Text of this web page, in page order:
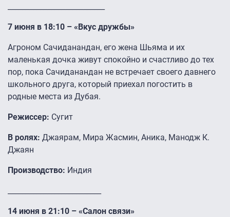
7 июня в 18:10 – «Вкус дружбы»
Агроном Сачиданандан, его жена Шьяма и их
маленькая дочка живут спокойно и счастливо до тех
пор, пока Сачиданандан не встречает своего давнего
школьного друга, который приехал погостить в
родные места из Дубая.
Режиссер: Сугит
В ролях: Джаярам, Мира Жасмин, Аника, Манодж К.
Джаян
Производство: Индия
14 июня в 21:10 – «Салон связи»